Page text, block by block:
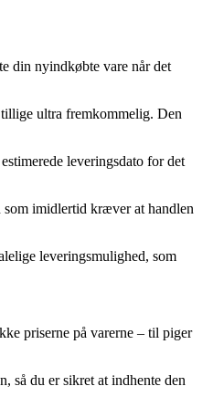
din nyindkøbte vare når det
ultra fremkommelig. Den
leveringsdato for det
som imidlertid kræver at handlen
leveringsmulighed, som
priserne på varerne – til piger
så du er sikret at indhente den